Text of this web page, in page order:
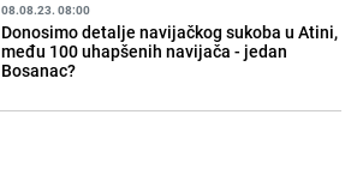
08.08.23. 08:00
Donosimo detalje navijačkog sukoba u Atini,
među 100 uhapšenih navijača - jedan
Bosanac?